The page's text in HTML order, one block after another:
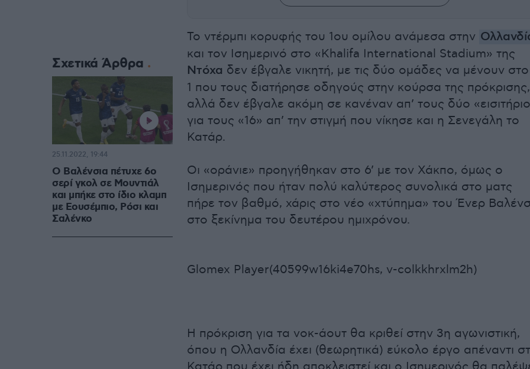
Το ντέρμπι κορυφής του 1ου ομίλου ανάμεσα στην
και τον Ισημερινό στο «Khalifa International Stadium» της
Ντόχα δεν έβγαλε νικητή, με τις δύο ομάδες να μένουν
1 που τους διατήρησε οδηγούς στην κούρσα της πρόκρισης,
αλλά δεν έβγαλε ακόμη σε κανέναν απ’ τους δύο
για τους «16» απ’ την στιγμή που νίκησε και η Σενεγάλη το
Κατάρ.
Οι «οράνιε» προηγήθηκαν στο 6’ με τον Χάκπο, όμως ο
Ισημερινός που ήταν πολύ καλύτερος συνολικά στο ματς
πήρε τον βαθμό, χάρις στο νέο «χτύπημα» του Ένερ
στο ξεκίνημα του δευτέρου ημιχρόνου.
Glomex Player(40599w16ki4e70hs, v-colkkhrxlm2h)
Η πρόκριση για τα νοκ-άουτ θα κριθεί στην 3η αγωνιστική,
όπου η Ολλανδία έχει (θεωρητικά) εύκολο έργο απέναντι
Σχετικά Άρθρα
Ο Βαλένσια πέτυχε 6ο
σερί γκολ σε Μουντιάλ
και μπήκε στο ίδιο κλαμπ
με Εουσέμπιο, Ρόσι και
Σαλένκο
25.11.2022, 19:44